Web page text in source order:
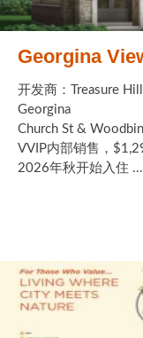
Georgina
开发商：Treasure
Georgina
Church St &
VVIP内部销售，
2026年秋开始入住 ...